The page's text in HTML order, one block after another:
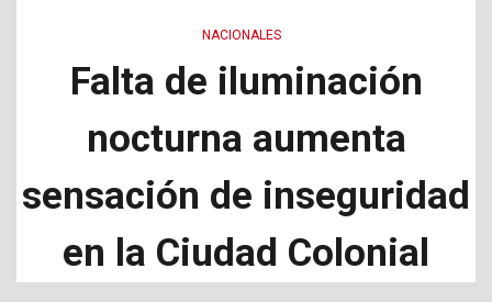
NACIONALES
Falta de iluminación
nocturna aumenta
sensación de inseguridad
en la Ciudad Colonial